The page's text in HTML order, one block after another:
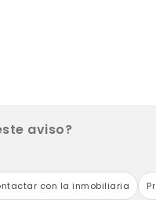
aviso?
con la inmobiliaria